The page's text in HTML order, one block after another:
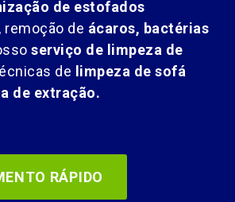
de estofados
, remoção de ácaros, bactérias
serviço de limpeza de
de limpeza de sofá
de extração.
RÁPIDO